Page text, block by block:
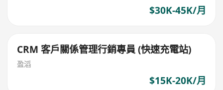
$30K-45K/月
CRM 客戶關係管理行銷專員 (快速充電站)
盈滔
$15K-20K/月